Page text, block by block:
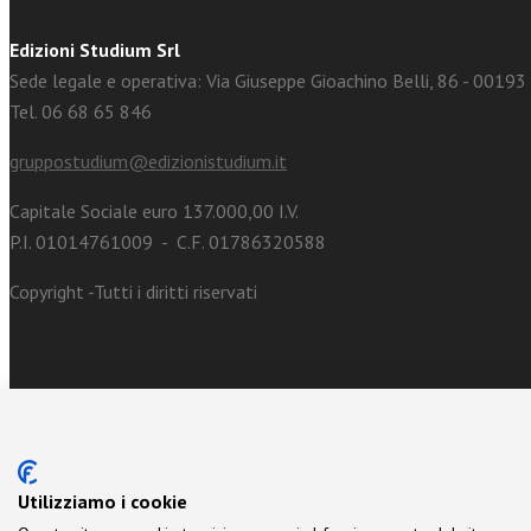
Edizioni Studium Srl
Sede legale e operativa: Via Giuseppe Gioachino Belli, 86 - 00193
Tel. 06 68 65 846
gruppostudium@edizionistudium.it
Capitale Sociale euro 137.000,00 I.V.
P.I. 01014761009 - C.F. 01786320588
Copyright -Tutti i diritti riservati
Utilizziamo i cookie